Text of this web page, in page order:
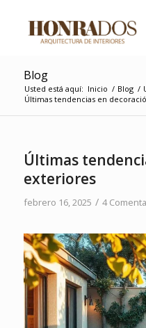
Blog
Usted está aquí: Inicio / Blog /
Últimas tendencias en
Últimas
exteriores
febrero 16, 2025 / 4